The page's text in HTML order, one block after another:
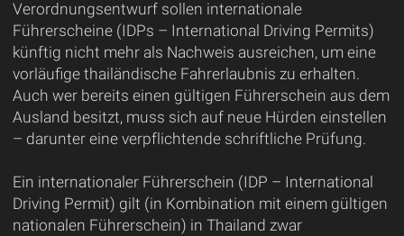
Verordnungsentwurf sollen internationale
Führerscheine (IDPs – International Driving Permits)
künftig nicht mehr als Nachweis ausreichen, um eine
vorläufige thailändische Fahrerlaubnis zu erhalten.
Auch wer bereits einen gültigen Führerschein aus dem
Ausland besitzt, muss sich auf neue Hürden einstellen
– darunter eine verpflichtende schriftliche Prüfung.
Ein internationaler Führerschein (IDP – International
Driving Permit) gilt (in Kombination mit einem gültigen
nationalen Führerschein) in Thailand zwar